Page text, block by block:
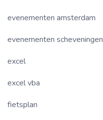
evenementen amsterdam
evenementen scheveningen
excel
excel vba
fietsplan